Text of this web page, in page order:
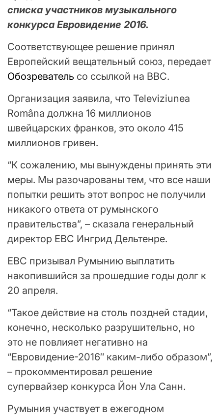
списка участников музыкального
конкурса Евровидение 2016.
Соответствующее решение принял
Европейский вещательный союз, передает
Обозреватель со ссылкой на ВВС.
Организация заявила, что Televiziunea
Româna должна 16 миллионов
швейцарских франков, это около 415
миллионов гривен.
“К сожалению, мы вынуждены принять эти
меры. Мы разочарованы тем, что все наши
попытки решить этот вопрос не получили
никакого ответа от румынского
правительства”, – сказала генеральный
директор ЕВС Ингрид Дельтенре.
ЕВС призывал Румынию выплатить
накопившийся за прошедшие годы долг к
20 апреля.
“Такое действие на столь поздней стадии,
конечно, несколько разрушительно, но
это не повлияет негативно на
“Евровидение-2016″ каким-либо образом”,
– прокомментировал решение
супервайзер конкурса Йон Ула Санн.
Румыния участвует в ежегодном